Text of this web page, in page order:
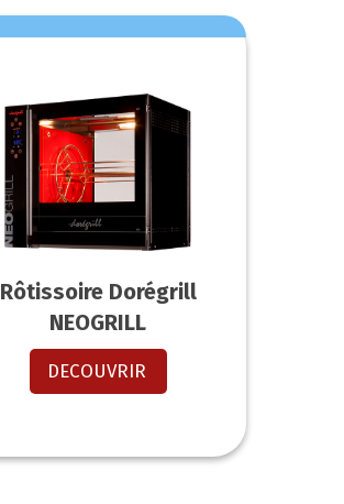
Rôtissoire Dorégrill
NEOGRILL
DECOUVRIR